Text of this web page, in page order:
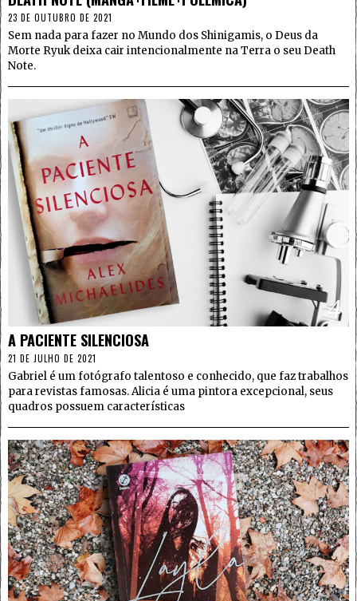
23 DE OUTUBRO DE 2021
Sem nada para fazer no Mundo dos Shinigamis, o Deus da
Morte Ryuk deixa cair intencionalmente na Terra o seu Death
Note.
4
A PACIENTE SILENCIOSA
21 DE JULHO DE 2021
Gabriel é um fotógrafo talentoso e conhecido, que faz trabalhos
para revistas famosas. Alicia é uma pintora excepcional, seus
quadros possuem características